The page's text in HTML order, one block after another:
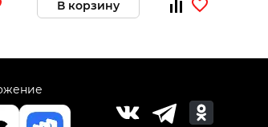
В корзину